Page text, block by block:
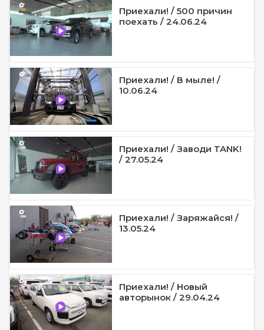
Приехали! / 500 причин
поехать / 24.06.24
Приехали! / В мыле! /
10.06.24
Приехали! / Заводи TANK!
/ 27.05.24
Приехали! / Заряжайся! /
13.05.24
Приехали! / Новый
авторынок / 29.04.24